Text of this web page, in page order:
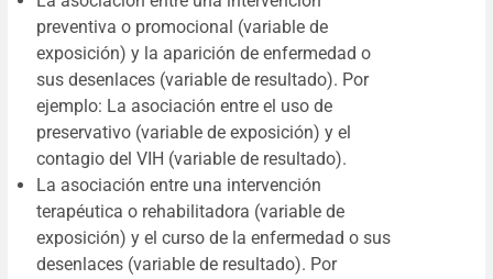
preventiva o promocional (variable de
exposición) y la aparición de enfermedad o
sus desenlaces (variable de resultado). Por
ejemplo: La asociación entre el uso de
preservativo (variable de exposición) y el
contagio del VIH (variable de resultado).
La asociación entre una intervención
terapéutica o rehabilitadora (variable de
exposición) y el curso de la enfermedad o sus
desenlaces (variable de resultado). Por